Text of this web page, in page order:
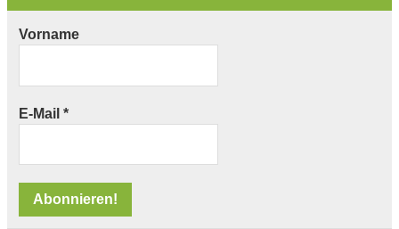
Vorname
E-Mail *